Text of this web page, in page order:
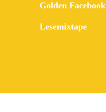
Golden Facebook
Lesemixtape